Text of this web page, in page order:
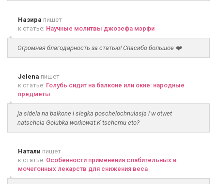
Назира пишет
к статье: Научные молитвы джозефа мэрфи
Огромная благодарность за статью! Спасибо большое ❤️
Jelena пишет
к статье: Голубь сидит на балконе или окне: народные
предметы
ja sidela na balkone i slegka poschelochnulasja i w otwet
natschela Golubka workowat.K tschemu eto?
Натали пишет
к статье: Особенности применения слабительных и
мочегонных лекарств для снижения веса